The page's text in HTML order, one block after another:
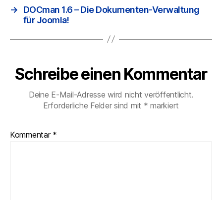
→
DOCman 1.6 – Die Dokumenten-Verwaltung
für Joomla!
Schreibe einen Kommentar
Deine E-Mail-Adresse wird nicht veröffentlicht.
Erforderliche Felder sind mit * markiert
Kommentar *